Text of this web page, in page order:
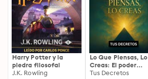
Harry Potter y la
piedra filosofal
J.K. Rowling
Lo Que Piensas, Lo
Creas: El poder
invisible de tus
Tus Decretos